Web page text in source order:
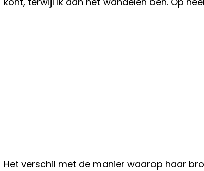
Het verschil met de manier waarop haar